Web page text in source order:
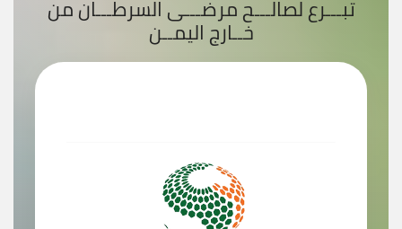
تبـــرع لصالـــح مرضـــى السرطـــان من
خــارج اليمــن